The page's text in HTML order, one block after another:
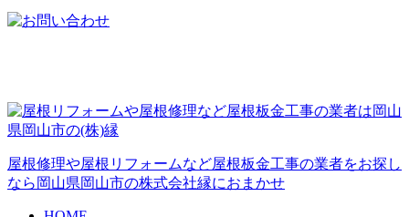
屋根修理や屋根リフォームなど屋根板金工事の業者をお探し
なら岡山県岡山市の株式会社縁におまかせ